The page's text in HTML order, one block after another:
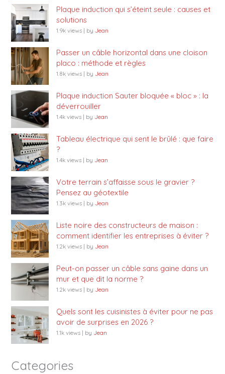
Plaque induction qui s’éteint seule : causes et
solutions
1.9k views | by Jean
Passer un câble horizontal dans une cloison
placo : méthode et règles
1.8k views | by Jean
Plaque induction Sauter bloquée « bloc » : la
déverrouiller
1.4k views | by Jean
Tableau électrique qui sent le brûlé : que faire
?
1.4k views | by Jean
Votre terrain s’affaisse sous le gravier ?
Pensez au géotextile
1.3k views | by Jean
Liste noire des constructeurs de maison :
comment identifier les entreprises à éviter ?
1.2k views | by Jean
Peut-on passer un câble sans gaine dans un
mur et que dit la norme ?
1.2k views | by Jean
Quels sont les cuisinistes à éviter pour ne pas
avoir de surprises en 2026 ?
1.1k views | by Jean
Categories